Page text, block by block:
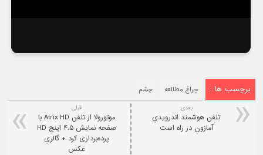
برچسب ها : چراغ مطالعه چشم
قبلی
موتورولا از تلفن Atrix HD با
صفحه نمایش ۴.۵ اینچ HD
پرده‌برداری کرد + گالري
عکس
بعدی:
تلفن هوشمند اندرويدي
آمازون در راه است